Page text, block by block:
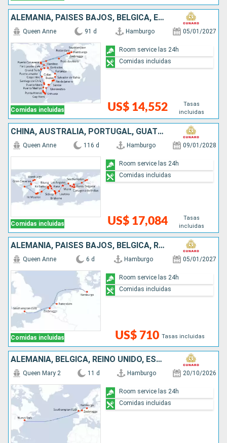
ALEMANIA, PAISES BAJOS, BÉLGICA, ESTADOS UNIDOS, BARBADOS, BRASIL, URUGUAY, ARGENTINA, CHILE, PERÚ, PANAMÁ, ARUBA, PORTUGAL, REINO UNIDO
Comidas incluidas
Queen Anne 91 d Hamburgo 05/01/2027
US$ 14,552
Tasas
incluidas
Room service las 24h
Comidas incluidas
CHINA, AUSTRALIA, PORTUGAL, GUATEMALA, SINGAPUR, ESTADOS UNIDOS, MAURICE, SUDAFRICA, SAN VINCENT Y LAS GRANADINAS, COLOMBIA, MALASIA, ALEMANIA, FIDJI (ISLAS), REINO UNIDO, PANAMÁ, TAILANDIA, FRANCIA,
Comidas incluidas
Queen Anne 116 d Hamburgo 09/01/2028
US$ 17,084
Tasas
incluidas
Room service las 24h
Comidas incluidas
ALEMANIA, PAISES BAJOS, BÉLGICA, REINO UNIDO
Comidas incluidas
Queen Anne 6 d Hamburgo 05/01/2027
US$ 710 Tasas incluidas
Room service las 24h
Comidas incluidas
ALEMANIA, BÉLGICA, REINO UNIDO, ESTADOS UNIDOS
Queen Mary 2 11 d Hamburgo 20/10/2026
Room service las 24h
Comidas incluidas